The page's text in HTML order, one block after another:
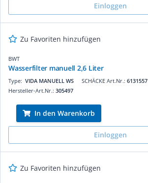
Einloggen
Zu Favoriten hinzufügen
BWT
Wasserfilter manuell 2,6 Liter
SCHÄCKE Art.Nr.: 6131557
Type: VIDA MANUELL WS
Hersteller-Art.Nr.: 305497
In den Warenkorb
Einloggen
Zu Favoriten hinzufügen